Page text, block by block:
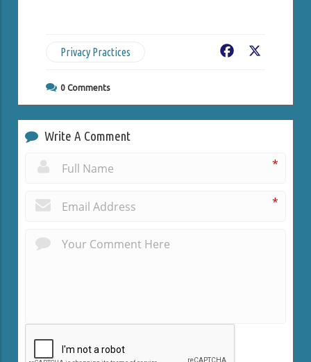
Privacy Practices Facebook
0 Comments
Write A Comment
*
*